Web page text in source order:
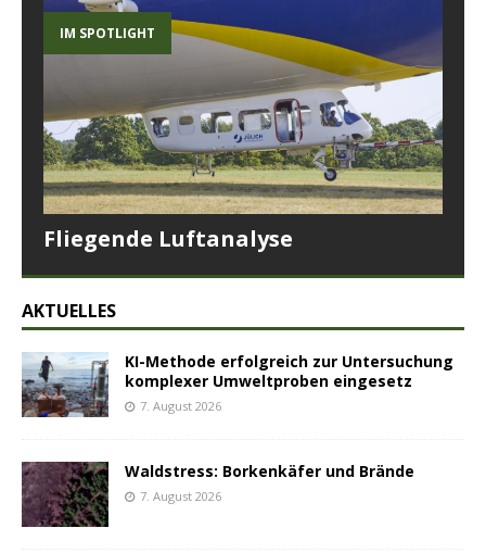
IM SPOTLIGHT
Fliegende Luftanalyse
AKTUELLES
KI-Methode erfolgreich zur Untersuchung
komplexer Umweltproben eingesetz
7. August 2026
Waldstress: Borkenkäfer und Brände
7. August 2026